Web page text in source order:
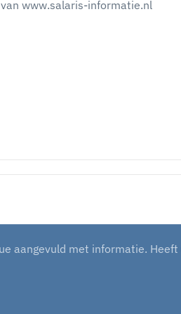
www.salaris-informatie.nl
aangevuld met informatie.